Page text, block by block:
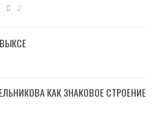
2
КАК ЗНАКОВОЕ СТРОЕНИЕ